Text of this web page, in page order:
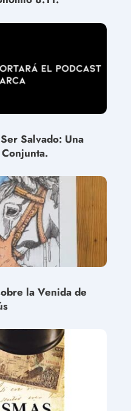
Salvado: Una
la Venida de